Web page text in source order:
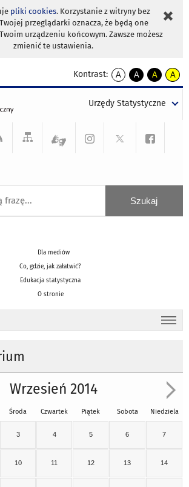
pliki cookies. Korzystanie z witryny bez
przeglądarki oznacza, że będą one
urządzeniu końcowym. Zawsze możesz
zmienić te ustawienia.
Kontrast:
A
kontrast
A
kontrast
tekst
czarnym
A
kontrast
tekst
czarnym
A
tekst
żółtym
Urzędy Statystyczne
Dla mediów
Co, gdzie, jak załatwić?
Edukacja statystyczna
O stronie
Wrzesień 2014
Środa Czwartek Piątek Sobota Niedziela
3 4 5 6 7
10 11 12 13 14